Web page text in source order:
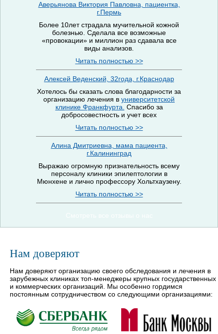
Аверьянова Виктория Павловна, пациентка,
г.Пермь
Более 10лет страдала мучительной кожной
болезнью. Сделала все возможные
«провокации» и миллион раз сдавала все
виды анализов.
Читать полностью >>
Алексей Веденский, 32года, г.Краснодар
Хотелось бы сказать слова благодарности за
организацию лечения в университетской
клинике Франкфурта. Спасибо за
добросовестность и учет всех
Читать полностью >>
Алина Дмитриевна, мама пациента,
г.Калининград
Выражаю огромную признательность всему
персоналу клиники эпилептологии в
Мюнхене и лично профессору Хольтхаузену.
Читать полностью >>
Нам доверяют
Нам доверяют организацию своего обследования и лечения в
зарубежных клиниках топ-менеджеры крупных государственных
и коммерческих организаций. Мы особенно гордимся
постоянным сотрудничеством со следующими организациями: